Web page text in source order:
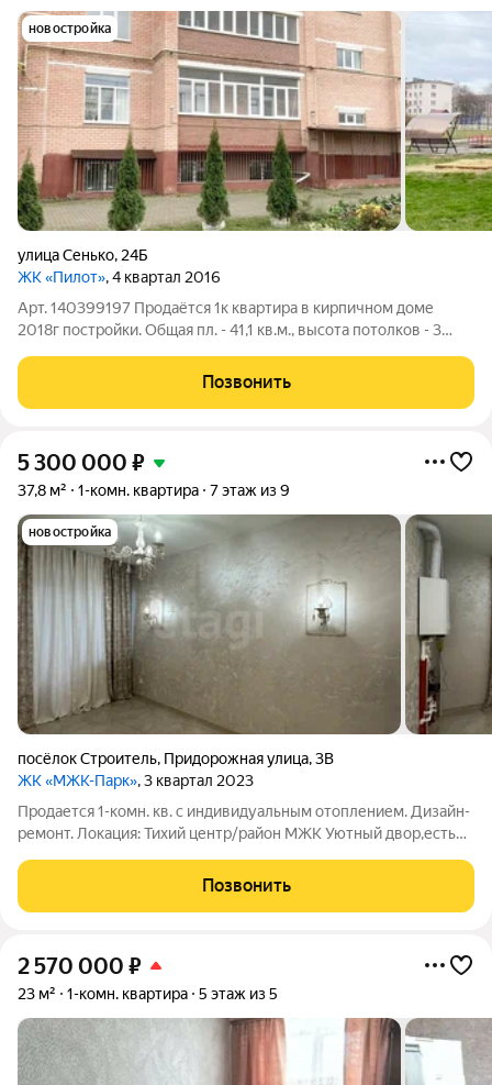
новостройка
улица Сенько, 24Б
ЖК «Пилот», 4 квартал 2016
Арт. 140399197 Продаётся 1к квартира в кирпичном доме
2018г постройки. Общая пл. - 41,1 кв.м., высота потолков - 3
два окна. Окна выходят на парк. Стены выровнены под
покраску, на
Позвонить
5 300 000 ₽
37,8 м² 1-комн. квартира 7 этаж из 9
новостройка
посёлок Строитель, Придорожная улица,3В
ЖК «МЖК-Парк», 3 квартал 2023
Продается 1-комн. кв. с индивидуальным отоплением. Дизайн-
ремонт. Локация: Тихий центр/район МЖК Уютный двор,есть
тех, кто ценит
Позвонить
2 570 000 ₽
23 м² 1-комн. квартира 5 этаж из 5